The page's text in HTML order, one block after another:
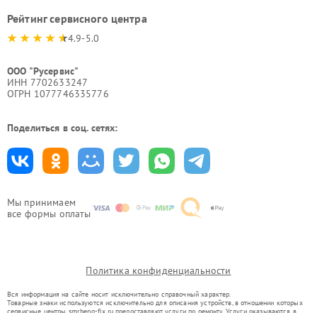
Мы принимаем
все формы оплаты
Рейтинг сервисного центра
4.9-5.0
ООО "Русервис"
ИНН 7702633247
ОГРН 1077746335776
Поделиться в соц. сетях:
Политика конфиденциальности
Вся информация на сайте носит исключительно справочный характер.
Товарные знаки используются исключительно для описания устройств, в отношении которых